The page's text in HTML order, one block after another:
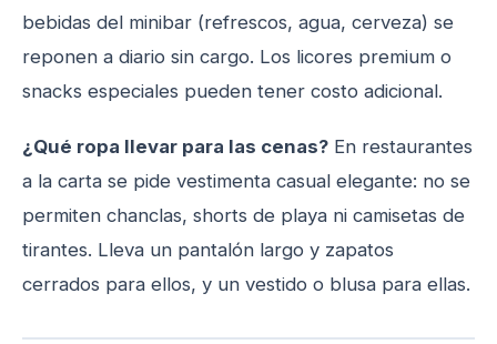
bebidas del minibar (refrescos, agua, cerveza) se
reponen a diario sin cargo. Los licores premium o
snacks especiales pueden tener costo adicional.
¿Qué ropa llevar para las cenas? En restaurantes
a la carta se pide vestimenta casual elegante: no se
permiten chanclas, shorts de playa ni camisetas de
tirantes. Lleva un pantalón largo y zapatos
cerrados para ellos, y un vestido o blusa para ellas.